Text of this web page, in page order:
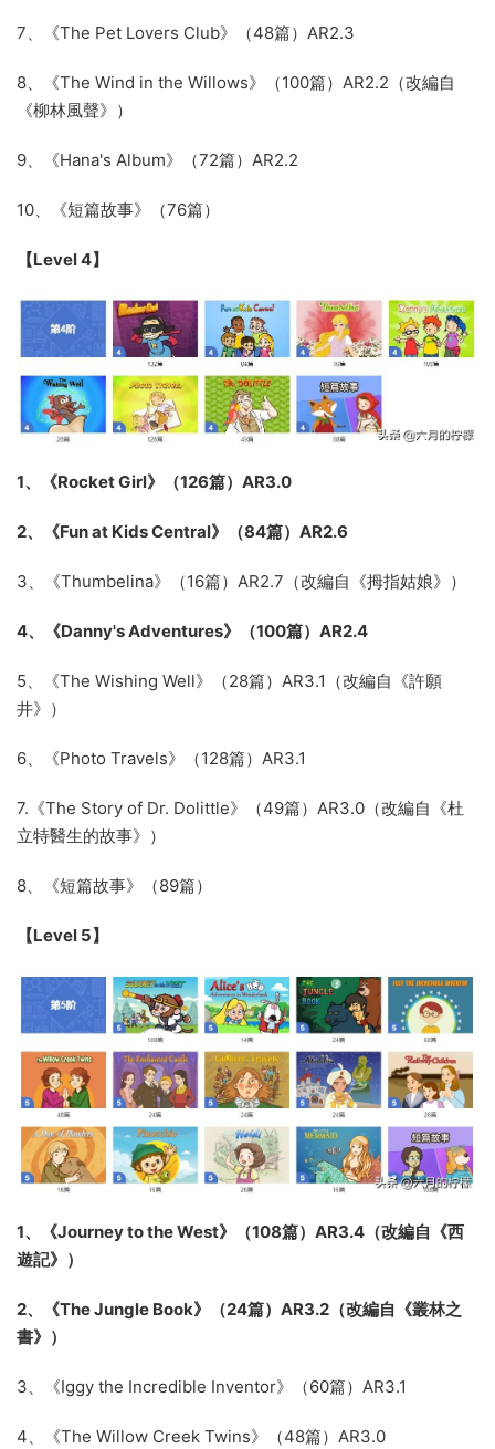
7、《The Pet Lovers Club》（48篇）AR2.3
8、《The Wind in the Willows》（100篇）AR2.2（改編自
《柳林風聲》）
9、《Hana's Album》（72篇）AR2.2
10、《短篇故事》（76篇）
【Level 4】
1、《Rocket Girl》（126篇）AR3.0
2、《Fun at Kids Central》（84篇）AR2.6
3、《Thumbelina》（16篇）AR2.7（改編自《拇指姑娘》）
4、《Danny's Adventures》（100篇）AR2.4
5、《The Wishing Well》（28篇）AR3.1（改編自《許願
井》）
6、《Photo Travels》（128篇）AR3.1
7.《The Story of Dr. Dolittle》（49篇）AR3.0（改編自《杜
立特醫生的故事》）
8、《短篇故事》（89篇）
【Level 5】
1、《Journey to the West》（108篇）AR3.4（改編自《西
遊記》）
2、《The Jungle Book》（24篇）AR3.2（改編自《叢林之
書》）
3、《Iggy the Incredible Inventor》（60篇）AR3.1
4、《The Willow Creek Twins》（48篇）AR3.0